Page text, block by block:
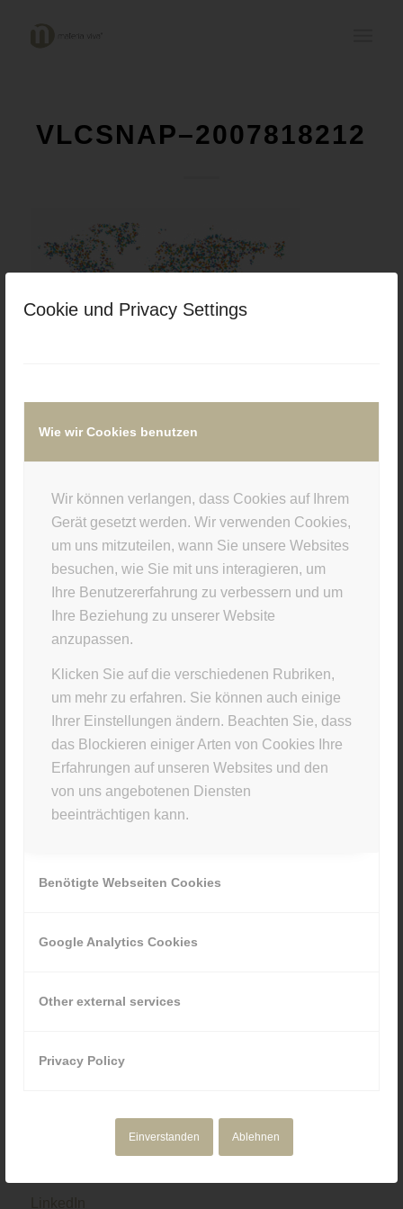
Cookie und Privacy Settings
Wie wir Cookies benutzen
Wir können verlangen, dass Cookies auf Ihrem
Gerät gesetzt werden. Wir verwenden Cookies,
um uns mitzuteilen, wann Sie unsere Websites
besuchen, wie Sie mit uns interagieren, um
Ihre Benutzererfahrung zu verbessern und um
Ihre Beziehung zu unserer Website
anzupassen.
Klicken Sie auf die verschiedenen Rubriken,
um mehr zu erfahren. Sie können auch einige
Ihrer Einstellungen ändern. Beachten Sie, dass
das Blockieren einiger Arten von Cookies Ihre
Erfahrungen auf unseren Websites und den
von uns angebotenen Diensten
beeinträchtigen kann.
Benötigte Webseiten Cookies
Google Analytics Cookies
Other external services
Privacy Policy
Einverstanden Ablehnen
VLCSNAP–2007818212
11. JANUAR 2021
/
Eintrag teilen
STUDIO INFO
Materia Viva
Kellerstr. 43 · 81667 München
NAVIGATION
Corporate Media
Über uns